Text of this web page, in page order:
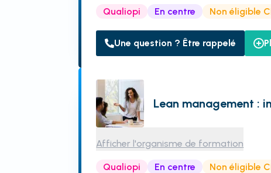
Qualiopi En centre Non éligible
Une question ? Être rappelé
Lean management :
Afficher l'organisme de formation
Qualiopi En centre
Non éligible